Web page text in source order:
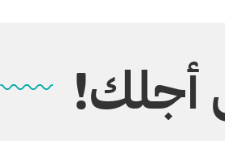
أجلك!